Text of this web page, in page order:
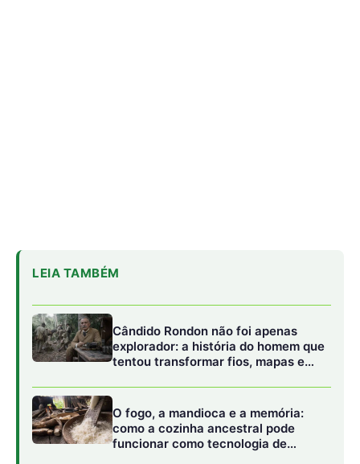
O relatório global Living Planet, publicado pela WWF em
2022, apontou uma redução média de 69% na fauna
mundial em 40 anos. Muitas espécies ainda não foram
catalogadas, e estima-se que 80% das 10 milhões de
formas de vida do planeta nunca foram estudadas.
O desafio do XPrize é impulsionar o desenvolvimento de